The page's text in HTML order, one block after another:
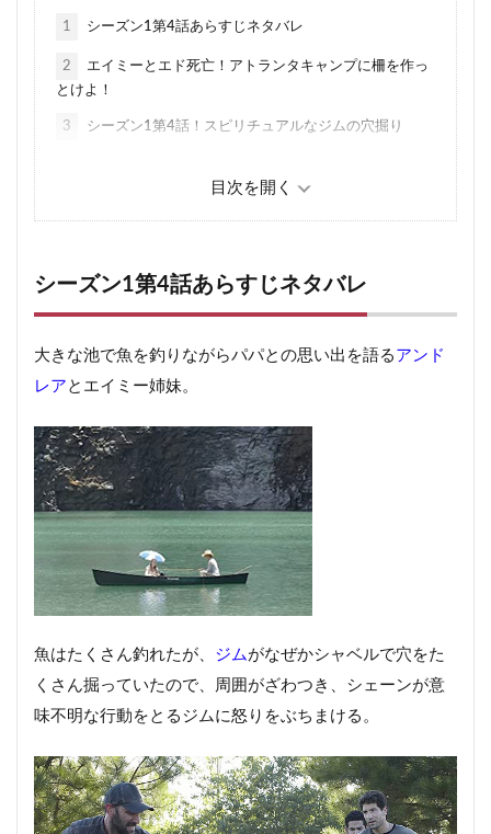
1 シーズン1第4話あらすじネタバレ
2
エイミーとエド死亡！アトランタキャンプに柵を作っ
とけよ！
3 シーズン1第4話！スピリチュアルなジムの穴掘り
シーズン1第4話あらすじネタバレ
大きな池で魚を釣りながらパパとの思い出を語る アンド
レア とエイミー姉妹。
魚はたくさん釣れたが、 ジムがなぜかシャベルで穴をた
くさん掘っていたので、周囲がざわつき、シェーンが意
味不明な行動をとるジムに怒りをぶちまける。